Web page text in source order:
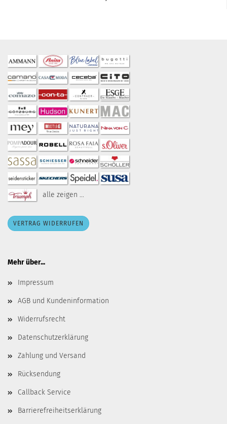
alle zeigen ...
VERTRAG WIDERRUFEN
Mehr über...
Impressum
AGB und Kundeninformation
Widerrufsrecht
Datenschutzerklärung
Zahlung und Versand
Rücksendung
Callback Service
Barrierefreiheitserklärung